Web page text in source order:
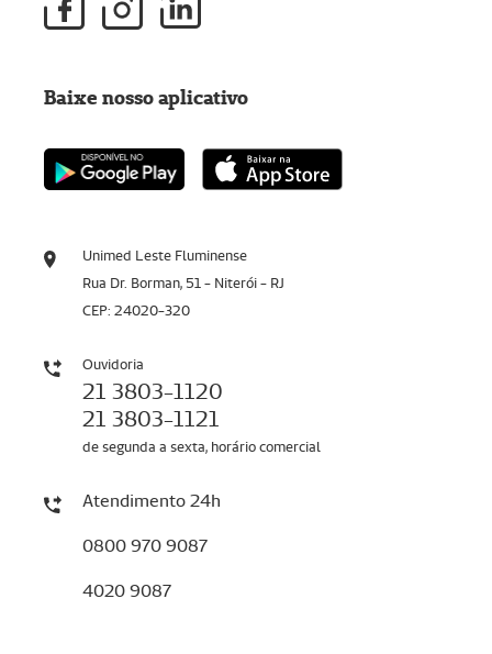
Unimed Leste Fluminense
Rua Dr. Borman, 51 - Niterói - RJ
CEP: 24020-320
Ouvidoria
21 3803-1120
21 3803-1121
de segunda a sexta, horário comercial
Atendimento 24h
0800 970 9087
4020 9087
Baixe nosso aplicativo